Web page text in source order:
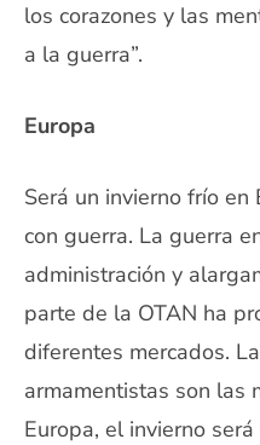
los corazones y las
a la guerra”.
Europa
Será un invierno frío en
con guerra. La guerra
administración y
parte de la OTAN ha
diferentes mercados.
armamentistas son las
Europa, el invierno